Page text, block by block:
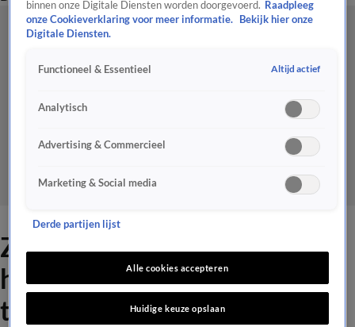
Zonnepanelen komen
huurders duur te staan: 'Ook
toekomst onzeker'
binnen onze Digitale Diensten worden doorgevoerd. Raadpleeg
onze Cookieverklaring voor meer informatie.
Bekijk hier onze
Digitale Diensten.
Functioneel & Essentieel Altijd actief
Analytisch
Advertising & Commercieel
Marketing & Social media
Derde partijen lijst
Alle cookies accepteren
Huidige keuze opslaan